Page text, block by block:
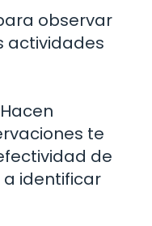
observar
actividades
te
de
identificar